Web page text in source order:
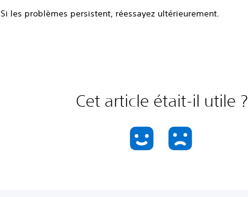
Si les problèmes persistent, réessayez ultérieurement.
Cet article était-il utile ?